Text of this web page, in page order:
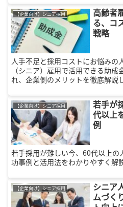
法を紹介します。
【企業向け】シニア採用
高齢者
る、コ
戦略
人手不足と採用コストにお悩みの
（シニア）雇用で活用できる助
れ、企業側のメリットを徹底解説
をご紹介します。
【企業向け】シニア採用
若手が
代以上
例
若手採用が難しい今、60代以上
功事例と活用法をわかりやすく解
【企業向け】シニア採用
シニア
ムづく